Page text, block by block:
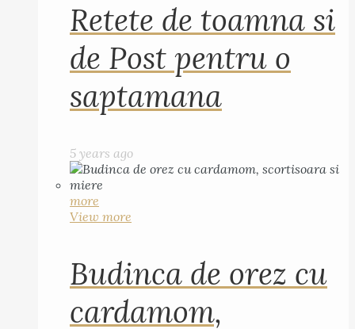
Retete de toamna si
de Post pentru o
saptamana
5 years ago
more
View more
Budinca de orez cu
cardamom,